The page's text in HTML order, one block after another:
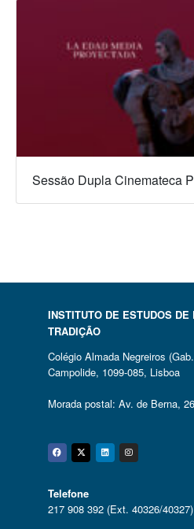
Sessão Dupla Cinemateca
INSTITUTO DE ESTUDOS DE
TRADIÇÃO
Colégio Almada Negreiros
Campolide, 1099-085, Lisboa
Morada postal: Av. de Berna,
Facebook
Twitter
Linkedin
Telefone
217 908 392 (Ext. 40326/40327)